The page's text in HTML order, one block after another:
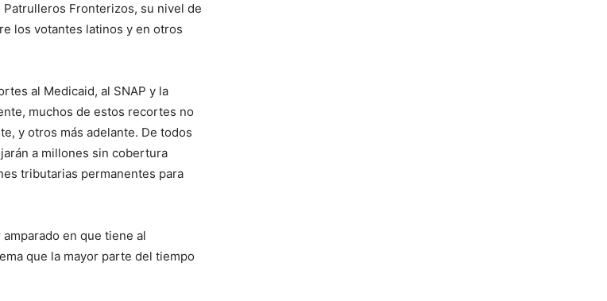
Patrulleros Fronterizos, su nivel de
los votantes latinos y en otros
al Medicaid, al SNAP y la
muchos de estos recortes no
y otros más adelante. De todos
a millones sin cobertura
tributarias permanentes para
en que tiene al
que la mayor parte del tiempo